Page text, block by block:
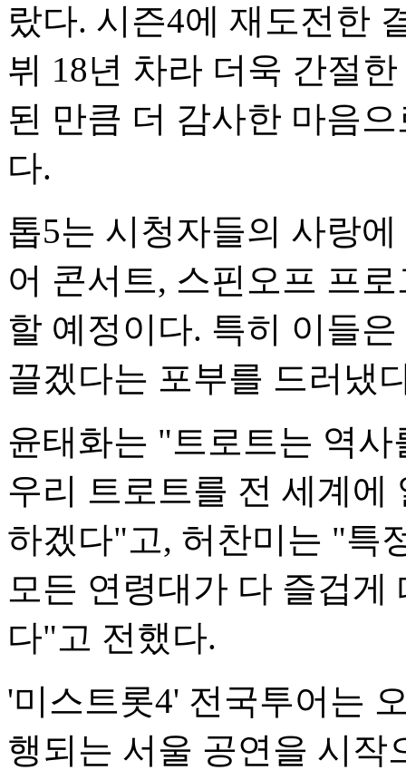
랐다. 시즌4에 재도전한
뷔 18년 차라 더욱 간절
된 만큼 더 감사한 마음
다.
톱5는 시청자들의 사랑
어 콘서트, 스핀오프 프
할 예정이다. 특히 이들
끌겠다는 포부를 드러냈
윤태화는 "트로트는 역
우리 트로트를 전 세계에
하겠다"고, 허찬미는 "특
모든 연령대가 다 즐겁게
다"고 전했다.
'미스트롯4' 전국투어는
행되는 서울 공연을 시작